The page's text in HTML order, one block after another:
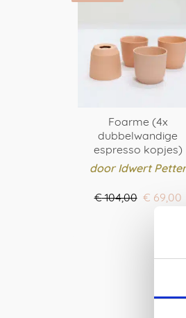
op
de
Foarme (4x
dubbelwandige
espresso kopjes)
door Idwert Petter
€104,00 € 69,00